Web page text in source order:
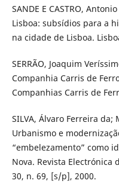
SANDE E CASTRO,
Lisboa: subsídios para a
na cidade de Lisboa.
SERRÃO, Joaquim
Companhia Carris de
Companhias Carris de
SILVA, Álvaro Ferreira da;
Urbanismo e
“embelezamento” como
Nova. Revista Electrónica
30, n. 69, [s/p], 2000.